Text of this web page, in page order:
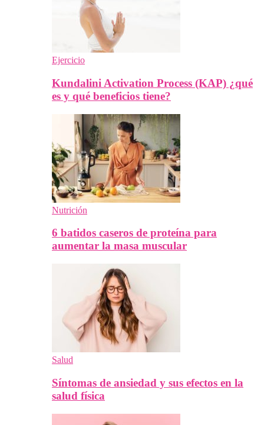
Ejercicio
Kundalini Activation Process (KAP) ¿qué
es y qué beneficios tiene?
Nutrición
6 batidos caseros de proteína para
aumentar la masa muscular
Salud
Síntomas de ansiedad y sus efectos en la
salud física